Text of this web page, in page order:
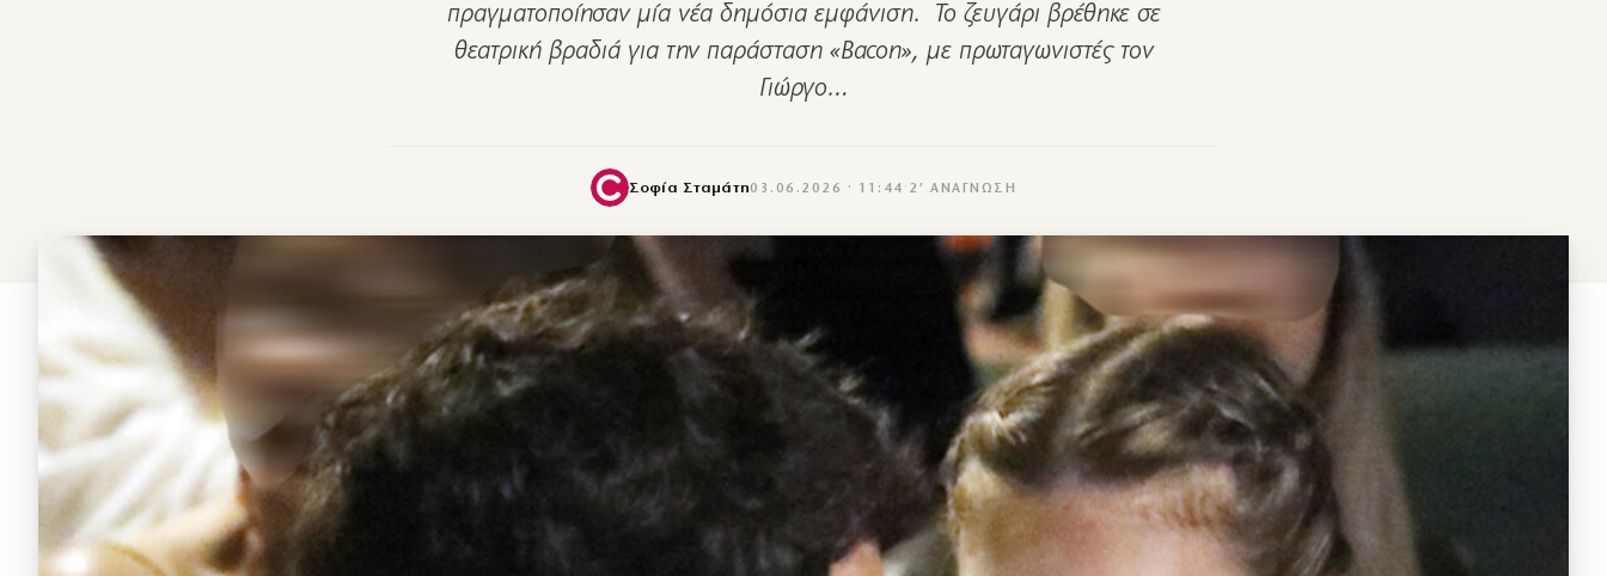
πραγματοποίησαν μία νέα δημόσια εμφάνιση. Το ζευγάρι βρέθηκε σε
θεατρική βραδιά για την παράσταση «Bacon», με πρωταγωνιστές τον
Γιώργο…
Σοφία Σταμάτη03.06.2026 · 11:44 · 2′ ΑΝΆΓΝΩΣΗ